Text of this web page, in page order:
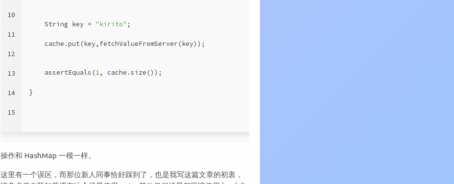
10
11
12
13
14
15
    String key =
"kirito" ;
    cache.put(key,fetchValueFromServer(key));
    assertEquals(
1, cache.size());
}
操作和 HashMap 一模一样。
这里有一个误区，而那位新人同事恰好踩到了，也是我写这篇文章的初衷，